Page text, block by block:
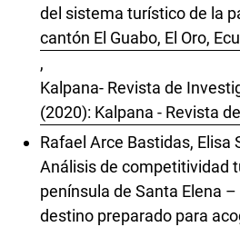
del sistema turístico de la
cantón El Guabo, El Oro,
,
Kalpana- Revista de
(2020): Kalpana - Revista
Rafael Arce Bastidas, Elisa
Análisis de competitividad
península de Santa Elena –
destino preparado para